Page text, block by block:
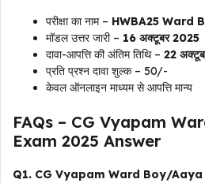
परीक्षा का नाम – HWBA25 Ward
मॉडल उत्तर जारी – 16 अक्टूबर 2025
दावा-आपत्ति की अंतिम तिथि – 22
प्रति प्रश्न दावा शुल्क – ₹50/-
केवल ऑनलाइन माध्यम से आपत्ति मान्य
FAQs – CG Vyapam
Exam 2025 Answer
Q1. CG Vyapam Ward Boy/